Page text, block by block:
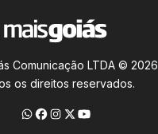
Comunicação LTDA © 2026
os direitos reservados.